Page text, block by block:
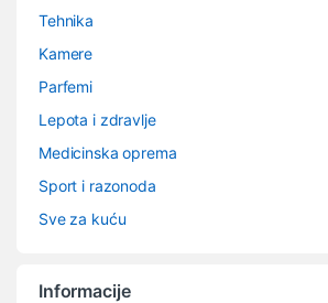
Tehnika
Kamere
Parfemi
Lepota i zdravlje
Medicinska oprema
Sport i razonoda
Sve za kuću
Informacije